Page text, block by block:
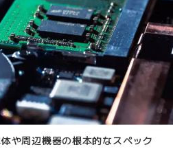
や周辺機器の根本的なスペック